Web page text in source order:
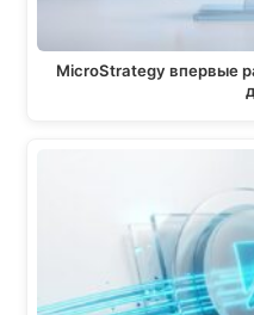
MicroStrategy впервые